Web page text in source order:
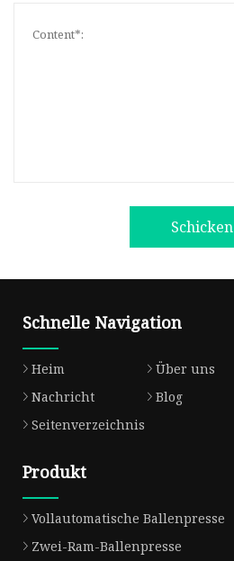
Schicken
Schnelle Navigation
Heim Über uns
Nachricht
Blog
Seitenverzeichnis
Produkt
Vollautomatische Ballenpresse
Zwei-Ram-Ballenpresse